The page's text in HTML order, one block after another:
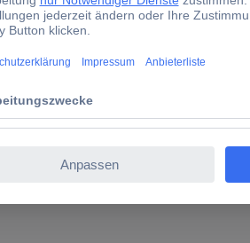
Arduino Uno